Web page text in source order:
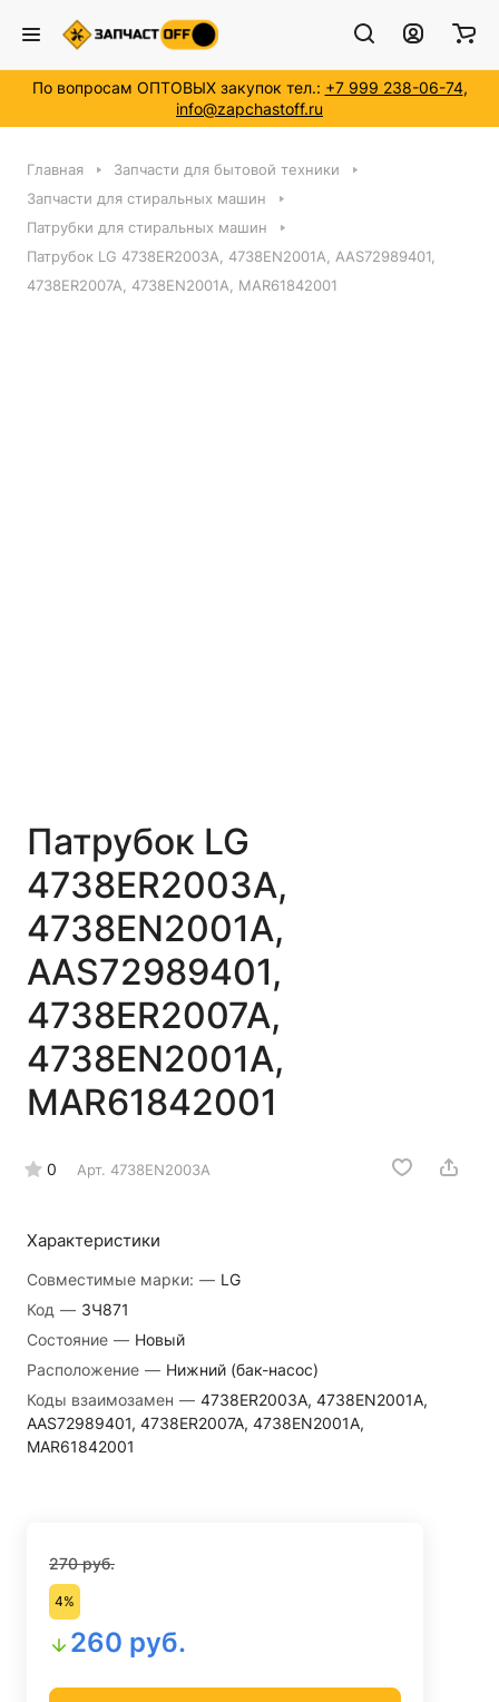
По вопросам ОПТОВЫХ закупок тел.: +7 999 238-06-74,
info@zapchastoff.ru
Главная
Запчасти для бытовой техники
Запчасти для стиральных машин
Патрубки для стиральных машин
Патрубок LG 4738ER2003A, 4738EN2001A, AAS72989401,
4738ER2007A, 4738EN2001A, MAR61842001
Патрубок LG
4738ER2003A,
4738EN2001A,
AAS72989401,
4738ER2007A,
4738EN2001A,
MAR61842001
0 Арт. 4738EN2003A
Характеристики
Совместимые марки: — LG
Код — ЗЧ871
Состояние — Новый
Расположение — Нижний (бак-насос)
Коды взаимозамен — 4738ER2003A, 4738EN2001A,
AAS72989401, 4738ER2007A, 4738EN2001A,
MAR61842001
270 руб.
4%
260 руб.